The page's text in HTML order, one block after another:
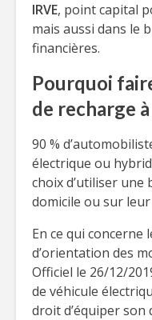
IRVE, point capital
mais aussi dans le
financières.
Pourquoi
de recharge
90 %
électrique ou
choix d’utiliser
domicile ou sur
En ce qui concerne
d’orientation des
Officiel le 26/12/
de véhicule
droit d’équiper son